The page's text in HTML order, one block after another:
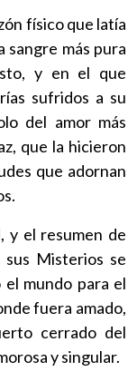
físico que latía
sangre más pura
y en el que
sufridos a su
del amor más
que la hicieron
que adornan
y el resumen de
sus Misterios se
mundo para el
fuera amado,
cerrado del
y singular.